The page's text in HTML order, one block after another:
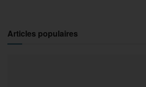
Articles populaires